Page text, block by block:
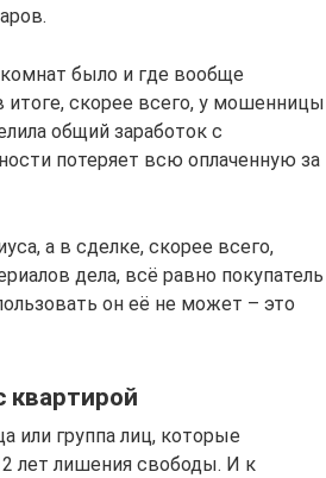
было и где вообще
итоге, скорее всего, у мошенницы
общий заработок с
потеряет всю оплаченную за
а в сделке, скорее всего,
дела, всё равно покупатель
он её не может – это
квартирой
или группа лиц, которые
лет лишения свободы. И к